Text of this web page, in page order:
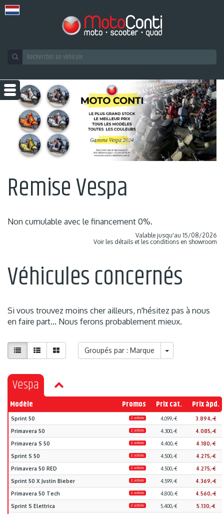
Remise Vespa
Non cumulable avec le financement 0%.
Valable jusqu'au 15/08/2026
Voir les détails et les conditions en showroom
Véhicules concernés
Si vous trouvez moins cher ailleurs, n'hésitez pas à nous
en faire part... Nous ferons probablement mieux.
Groupés par : Marque
Vespa
Modèle Promos Prix cat. Prix àpd.
Sprint 50 2 actions 4.099,-€ 3.894,-€
Primavera 50 2 actions 4.300,-€ 4.085,-€
Primavera S 50 2 actions 4.400,-€ 4.180,-€
Sprint S 50 2 actions 4.500,-€ 4.275,-€
Primavera 50 RED 2 actions 4.500,-€ 4.275,-€
Sprint 50 X Justin Bieber 2 actions 4.599,-€ 4.369,-€
Primavera 50 Tech 2 actions 4.800,-€ 4.560,-€
Sprint S Elettrica 2 actions 5.400,-€ 5.130,-€